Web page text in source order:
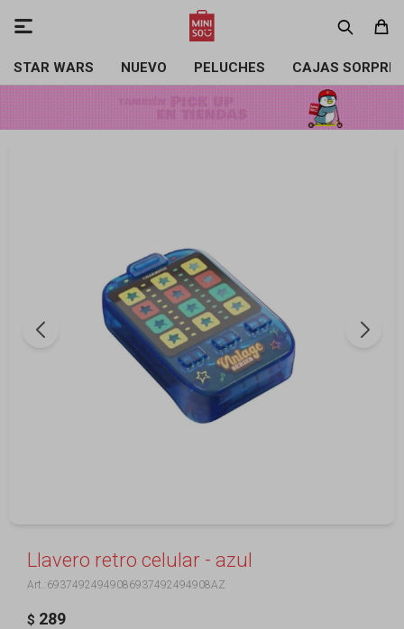
STAR WARS NUEVO PELUCHES CAJAS

Llavero retro celular - azul
69374924949086937492494908AZ
$ 289